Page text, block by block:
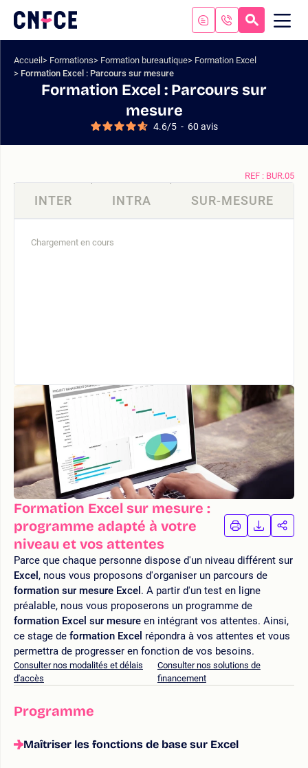
contenu
recherche
Logo
site
Accueil Formations Formation bureautique
Formation Excel
Formation Excel : Parcours sur mesure
Formation Excel : Parcours sur
mesure
4.6/5 - 60 avis
Formation Excel sur mesure :
programme adapté à votre
niveau et vos attentes
IMPRIMER
LA
LA
Parce que chaque personne dispose d'un niveau différent sur
Excel , nous vous proposons d'organiser un parcours de
formation sur mesure Excel . A partir d'un test en ligne
préalable, nous vous proposerons un programme de
formation Excel sur mesure en intégrant vos attentes. Ainsi,
ce stage de formation Excel répondra à vos attentes et vous
permettra de progresser en fonction de vos besoins.
Consulter nos modalités et délais
d'accès
Consulter nos solutions de
financement
Programme
Maîtriser les fonctions de base sur Excel
REF : BUR.05
INTER INTRA SUR-MESURE